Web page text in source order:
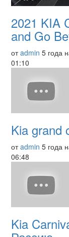
2021 KIA
and Go
отadmin 5 года
01:10
Kia grand
отadmin 5 года
06:48
Kia